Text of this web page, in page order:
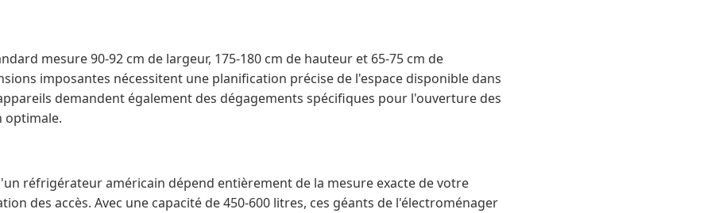
mesure 90-92 cm de largeur, 175-180 cm de hauteur et 65-75 cm de
imposantes nécessitent une planification précise de l'espace disponible dans
demandent également des dégagements spécifiques pour l'ouverture des
optimale.
réfrigérateur américain dépend entièrement de la mesure exacte de votre
des accès. Avec une capacité de 450-600 litres, ces géants de l'électroménager